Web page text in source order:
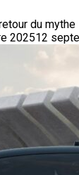
du mythe
202512